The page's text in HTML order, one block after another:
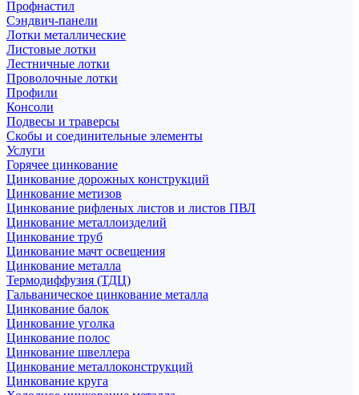
Профнастил
Сэндвич-панели
Лотки металлические
Листовые лотки
Лестничные лотки
Проволочные лотки
Профили
Консоли
Подвесы и траверсы
Скобы и соединительные элементы
Услуги
Горячее цинкование
Цинкование дорожных конструкций
Цинкование метизов
Цинкование рифленых листов и листов ПВЛ
Цинкование металлоизделий
Цинкование труб
Цинкование мачт освещения
Цинкование металла
Термодиффузия (ТДЦ)
Гальваническое цинкование металла
Цинкование балок
Цинкование уголка
Цинкование полос
Цинкование швеллера
Цинкование металлоконструкций
Цинкование круга